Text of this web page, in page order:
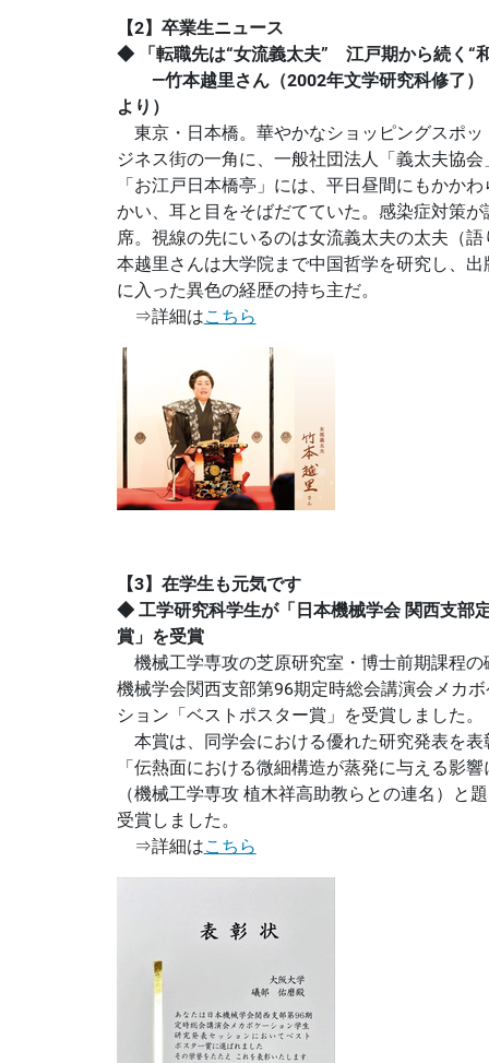
【2】卒業生ニュース
◆ 「転職先は“女流義太夫” 江戸期から続く“
―竹本越里さん（2002年文学研究科修了）
より）
東京・日本橋。華やかなショッピングスポ
ジネス街の一角に、一般社団法人「義太夫協
「お江戸日本橋亭」には、平日昼間にもかか
かい、耳と目をそばだてていた。感染症対策
席。視線の先にいるのは女流義太夫の太夫（
本越里さんは大学院まで中国哲学を研究し、
に入った異色の経歴の持ち主だ。
⇒詳細はこちら
【3】在学生も元気です
◆ 工学研究科学生が「日本機械学会 関西支部
賞」を受賞
機械工学専攻の芝原研究室・博士前期課程
機械学会関西支部第96期定時総会講演会メカ
ション「ベストポスター賞」を受賞しました。
本賞は、同学会における優れた研究発表を
「伝熱面における微細構造が蒸発に与える影
（機械工学専攻 植木祥高助教らとの連名）と
受賞しました。
⇒詳細はこちら